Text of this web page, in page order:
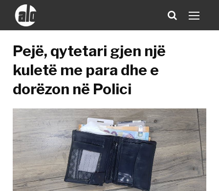
Pejë, qytetari gjen një
kuletë me para dhe e
dorëzon në Polici